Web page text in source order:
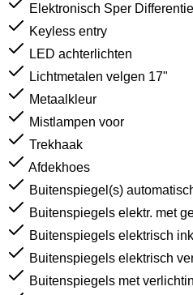
Elektronisch Sper
Keyless entry
LED achterlichten
Lichtmetalen velgen 17"
Metaalkleur
Mistlampen voor
Trekhaak
Afdekhoes
Buitenspiegel(s)
Buitenspiegels elektr. met
Buitenspiegels elektrisch
Buitenspiegels elektrisch
Buitenspiegels met